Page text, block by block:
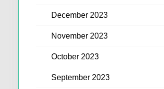
December 2023
November 2023
October 2023
September 2023